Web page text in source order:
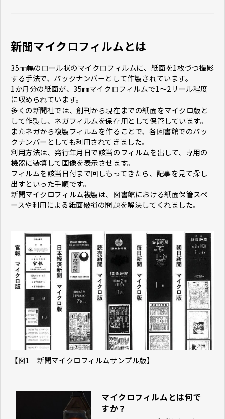
新聞マイクロフィルムとは
35㎜幅のロール状のマイクロフィルムに、紙面を1枚づつ撮影
する手法で、バックナンバーとして作製されています。
1か月分の紙面が、35㎜マイクロフィルムで1～2リール程度
に収められています。
多くの新聞社では、創刊から現在までの紙面をマイクロ版と
して作製し、ネガフィルムを保存用として保管しています。
またネガから複製フィルムを作ることで、各図書館でのバッ
クナンバーとしても利用されてきました。
利用方法は、発行年月日で該当のフィルムを出して、専用の
機器に装填して画像を表示させます。
フィルムを該当日付まで回しもってきたら、記事を見て探し
出すといった手順です。
新聞マイクロフィルム複製は、図書館における紙面保管スペ
ースや利用による紙面破損の問題を解決してくれました。
【図1 新聞マイクロフィルムサンプル版】
マイクロフィルムとは何で
すか？